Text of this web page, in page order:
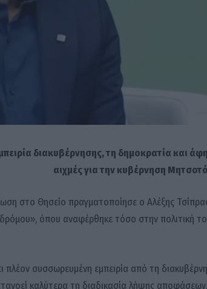
διακυβέρνησης, τη δημοκρατία και
αιχμές για την κυβέρνηση
στο Θησείο πραγματοποίησε ο Αλέξης
όπου αναφέρθηκε τόσο στην πολιτική
συσσωρευμένη εμπειρία από τη
καλύτερα τη διαδικασία λήψης αποφάσεων.